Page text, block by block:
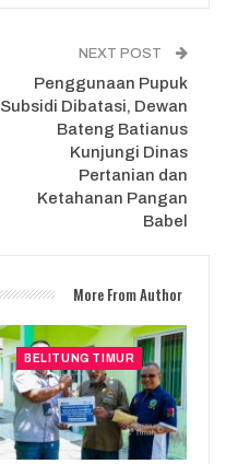
NEXT POST
Penggunaan Pupuk
Subsidi Dibatasi, Dewan
Bateng Batianus
Kunjungi Dinas
Pertanian dan
Ketahanan Pangan
Babel
More From Author
BELITUNG TIMUR